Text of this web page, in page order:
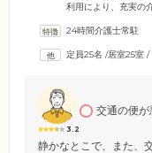
利用により、充実の
足腰の弱いご入居者
入居は、極力ご入居
24時間介護士常駐
定員25名 /居室25室 /
3.2
交通の便
静かなとこで、また、